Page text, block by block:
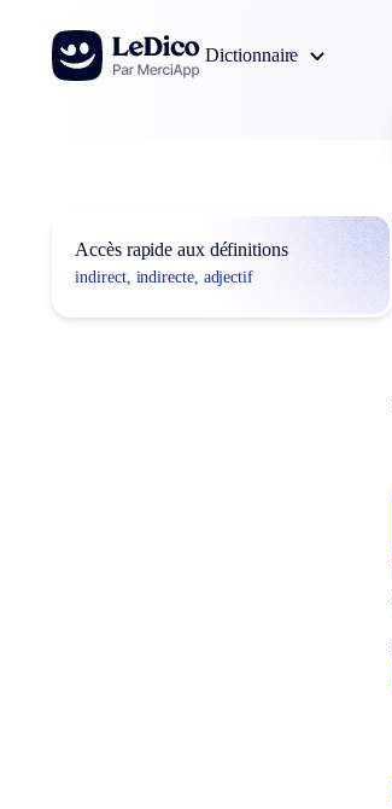
Aller au contenu
Dictionnaire
Accès rapide aux définitions
indirect, indirecte, adjectif